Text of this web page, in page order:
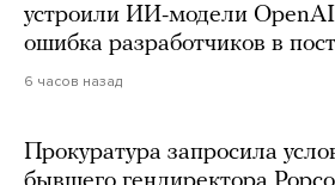
устроили ИИ-модели
ошибка разработчиков в
6 часов назад
Прокуратура запросила